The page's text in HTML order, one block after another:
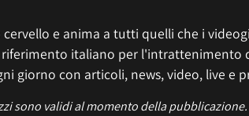
cervello e anima a tutti quelli che i
italiano per l'intrattenimento
giorno con articoli, news, video, live e
sono validi al momento della